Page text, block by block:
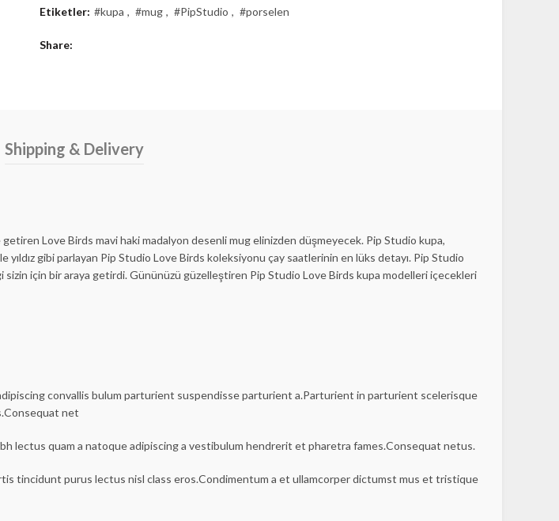
Etiketler: #kupa , #mug , #PipStudio , #porselen
Share
Shipping & Delivery
Love Birds mavi haki madalyon desenli mug elinizden düşmeyecek. Pip Studio kupa,
gibi parlayan Pip Studio Love Birds koleksiyonu çay saatlerinin en lüks detayı. Pip Studio
sizin için bir araya getirdi. Gününüzü güzelleştiren Pip Studio Love Birds kupa modelleri içecekleri
convallis bulum parturient suspendisse parturient a.Parturient in parturient scelerisque
net
quam a natoque adipiscing a vestibulum hendrerit et pharetra fames.Consequat netus.
tincidunt purus lectus nisl class eros.Condimentum a et ullamcorper dictumst mus et tristique